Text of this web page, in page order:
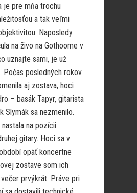
je pre mňa trochu
a tak veľmi
Naposledy
na živo na Gothoome v
uznajte sami, je už
Počas posledných rokov
aj zostava, hoci
– basák Tapyr, gitarista
Slymák sa nezmenilo.
na pozícii
gitary. Hoci sa v
opäť koncertne
zostave som ich
prvýkrát. Práve pri